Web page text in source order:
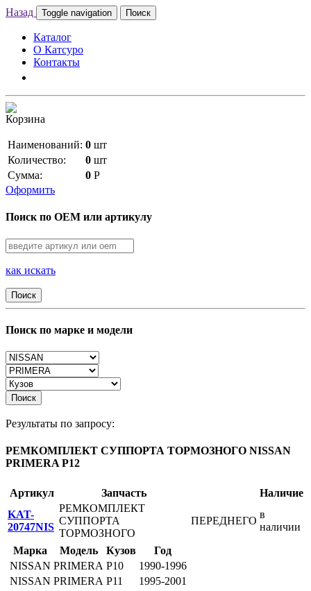
Назад Toggle navigation Поиск
Каталог
О Катсуро
Контакты
Корзина
Наименований: 0 шт
Количество:
0 шт
Сумма:
0 Р
Оформить
Поиск по OEM или артикулу
как искать
Поиск
Поиск по марке и модели
Поиск
Результаты по запросу:
РЕМКОМПЛЕКТ СУППОРТА ТОРМОЗНОГО NISSAN
PRIMERA P12
Артикул Запчасть
Наличие
KAT-
20747NIS
РЕМКОМПЛЕКТ
СУППОРТА
ТОРМОЗНОГО
ПЕРЕДНЕГО
в
наличии
Марка
Модель Кузов
Год
NISSAN PRIMERA P10
1990-1996
NISSAN PRIMERA P11
1995-2001